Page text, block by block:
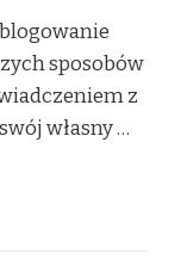
sposobów
z
własny …